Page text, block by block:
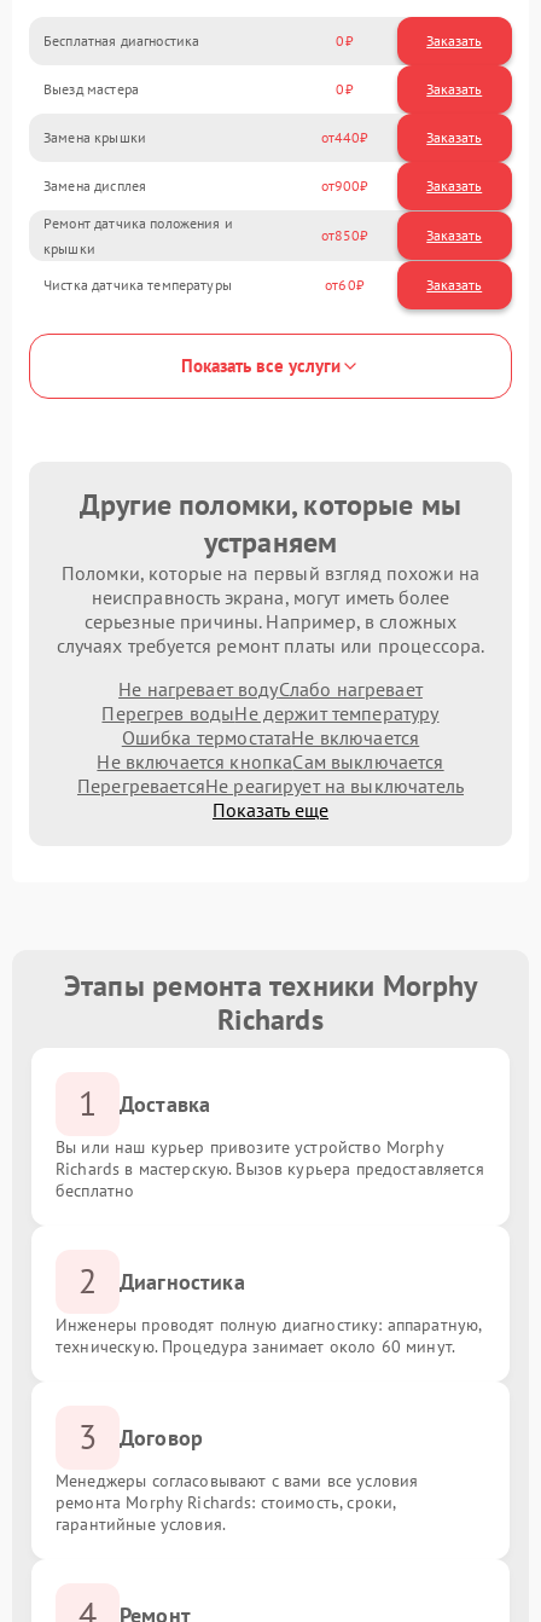
Бесплатная диагностика 0 Заказать
Выезд мастера 0 Заказать
Замена крышки 440
Замена дисплея 900
Ремонт датчика положения и
крышки
850
Чистка датчика температуры 60
Показать все услуги
Другие поломки, которые мы
устраняем
Поломки, которые на первый взгляд похожи на
неисправность экрана, могут иметь более
серьезные причины. Например, в сложных
случаях требуется ремонт платы или процессора.
Не нагревает водуСлабо нагревает
Перегрев водыНе держит температуру
Ошибка термостатаНе включается
Не включается кнопкаСам выключается
ПерегреваетсяНе реагирует на выключатель
Показать еще
Этапы ремонта техники Morphy
Richards
1 Доставка
Вы или наш курьер привозите устройство Morphy
Richards в мастерскую. Вызов курьера предоставляется
бесплатно
2 Диагностика
Инженеры проводят полную диагностику: аппаратную,
техническую. Процедура занимает около 60 минут.
3 Договор
Менеджеры согласовывают с вами все условия
ремонта Morphy Richards: стоимость, сроки,
гарантийные условия.
Ремонт